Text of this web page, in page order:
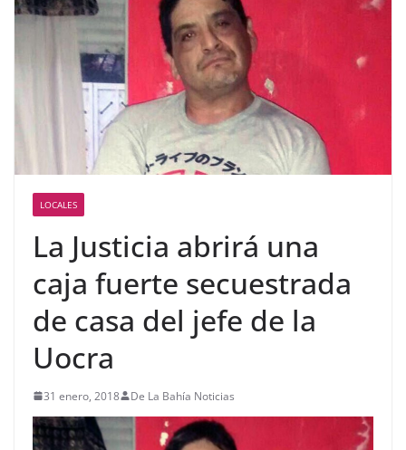
LOCALES
La Justicia abrirá una
caja fuerte secuestrada
de casa del jefe de la
Uocra
31 enero, 2018 De La Bahía Noticias